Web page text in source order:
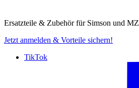
Ersatzteile & Zubehör für Simson und MZ
Jetzt anmelden & Vorteile sichern!
TikTok